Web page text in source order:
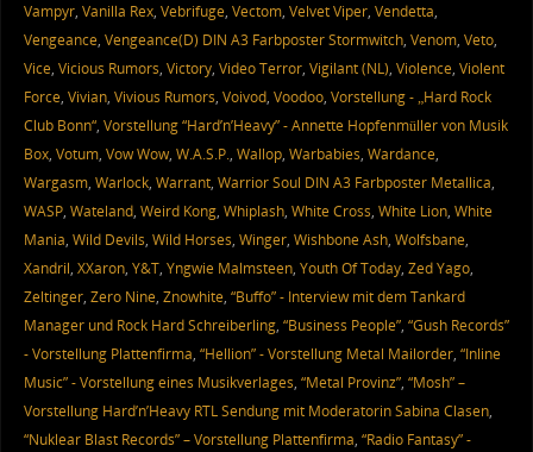
Vampyr, Vanilla Rex, Vebrifuge, Vectom, Velvet Viper, Vendetta,
Vengeance, Vengeance(D) DIN A3 Farbposter Stormwitch, Venom, Veto,
Vice, Vicious Rumors, Victory, Video Terror, Vigilant (NL), Violence, Violent
Force, Vivian, Vivious Rumors, Voivod, Voodoo, Vorstellung - „Hard Rock
Club Bonn“, Vorstellung “Hard’n’Heavy” - Annette Hopfenmüller von Musik
Box, Votum, Vow Wow, W.A.S.P., Wallop, Warbabies, Wardance,
Wargasm, Warlock, Warrant, Warrior Soul DIN A3 Farbposter Metallica,
WASP, Wateland, Weird Kong, Whiplash, White Cross, White Lion, White
Mania, Wild Devils, Wild Horses, Winger, Wishbone Ash, Wolfsbane,
Xandril, XXaron, Y&T, Yngwie Malmsteen, Youth Of Today, Zed Yago,
Zeltinger, Zero Nine, Znowhite, “Buffo” - Interview mit dem Tankard
Manager und Rock Hard Schreiberling, “Business People”, “Gush Records”
- Vorstellung Plattenfirma, “Hellion” - Vorstellung Metal Mailorder, “Inline
Music” - Vorstellung eines Musikverlages, “Metal Provinz”, “Mosh” –
Vorstellung Hard’n’Heavy RTL Sendung mit Moderatorin Sabina Clasen,
“Nuklear Blast Records” – Vorstellung Plattenfirma, “Radio Fantasy” -